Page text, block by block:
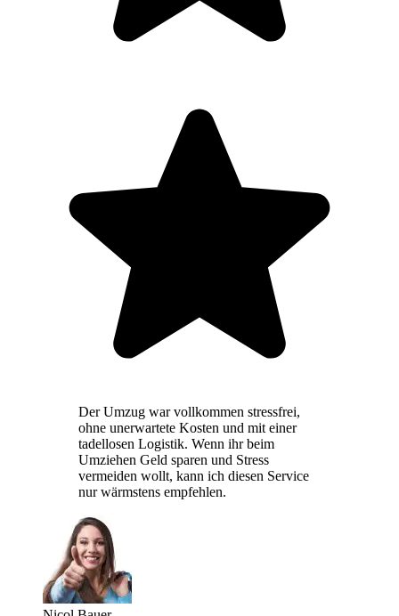
Der Umzug war vollkommen stressfrei,
ohne unerwartete Kosten und mit einer
tadellosen Logistik. Wenn ihr beim
Umziehen Geld sparen und Stress
vermeiden wollt, kann ich diesen Service
nur wärmstens empfehlen.